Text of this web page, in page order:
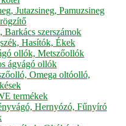
Jutazsineg, Pamuzsineg
Barkács szerszámok
Hasítók, Ékek
ollók, Metszőollók
ágvágó ollók
Omega oltóolló,
termékek
Hernyózó, Fűnyíró